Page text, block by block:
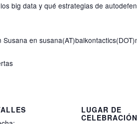
big data y qué estrategias de
en
LUGAR DE
CELEBRACIÓN